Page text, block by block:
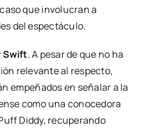
que involucran a
del espectáculo.
Swift. A pesar de que no ha
relevante al respecto,
empeñados en señalar a la
como una conocedora
Diddy, recuperando